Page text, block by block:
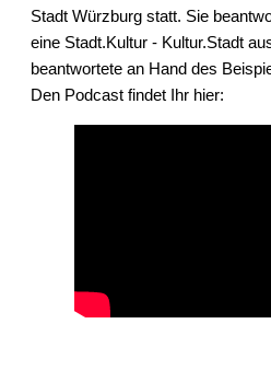
Stadt Würzburg statt. Sie
eine Stadt.Kultur - Kultur.Stadt
beantwortete an Hand des
Den Podcast findet Ihr hier: